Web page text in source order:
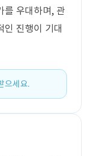
를 우대하며, 관
인 진행이 기대
으세요.